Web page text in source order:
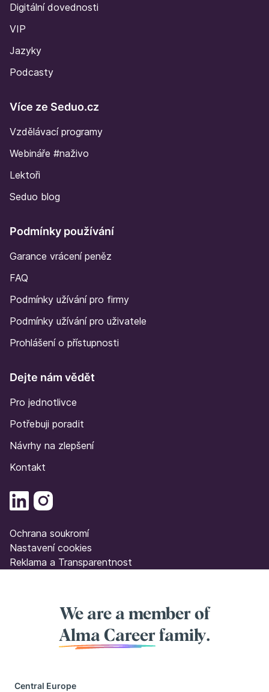
Digitální dovednosti
VIP
Jazyky
Podcasty
Více ze Seduo.cz
Vzdělávací programy
Webináře #naživo
Lektoři
Seduo blog
Podmínky používání
Garance vrácení peněz
FAQ
Podmínky užívání pro firmy
Podmínky užívání pro uživatele
Prohlášení o přístupnosti
Dejte nám vědět
Pro jednotlivce
Potřebuji poradit
Návrhy na zlepšení
Kontakt
Ochrana soukromí
Nastavení cookies
Reklama a Transparentnost
We are a member of
Alma Career family.
Central Europe